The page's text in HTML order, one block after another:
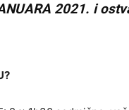
2021. i